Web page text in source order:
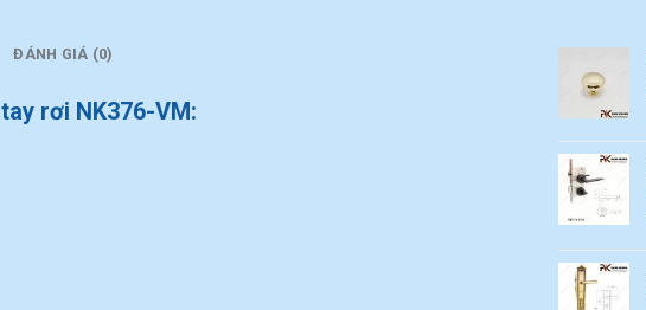
ĐÁNH GIÁ (0)
rơi NK376-VM: